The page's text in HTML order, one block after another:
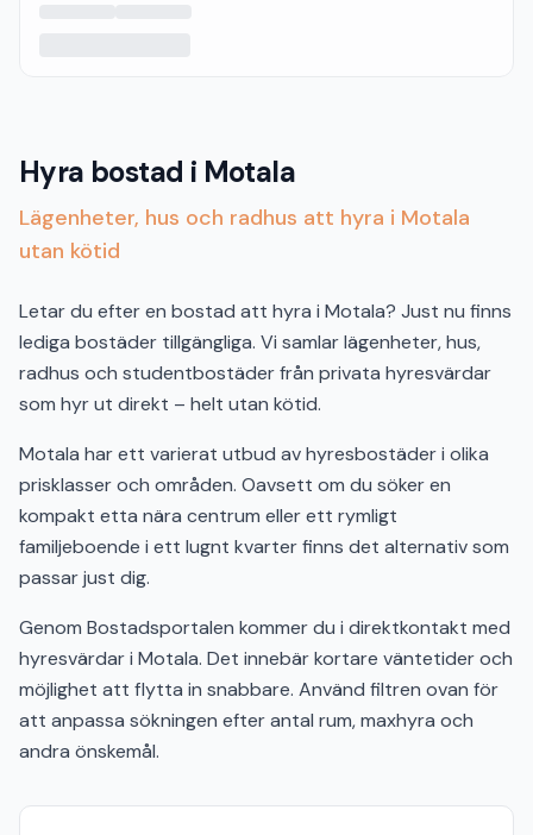
Hyra bostad i Motala
Lägenheter, hus och radhus att hyra i Motala
utan kötid
Letar du efter en bostad att hyra i Motala? Just nu finns
lediga bostäder tillgängliga. Vi samlar lägenheter, hus,
radhus och studentbostäder från privata hyresvärdar
som hyr ut direkt – helt utan kötid.
Motala har ett varierat utbud av hyresbostäder i olika
prisklasser och områden. Oavsett om du söker en
kompakt etta nära centrum eller ett rymligt
familjeboende i ett lugnt kvarter finns det alternativ som
passar just dig.
Genom Bostadsportalen kommer du i direktkontakt med
hyresvärdar i Motala. Det innebär kortare väntetider och
möjlighet att flytta in snabbare. Använd filtren ovan för
att anpassa sökningen efter antal rum, maxhyra och
andra önskemål.